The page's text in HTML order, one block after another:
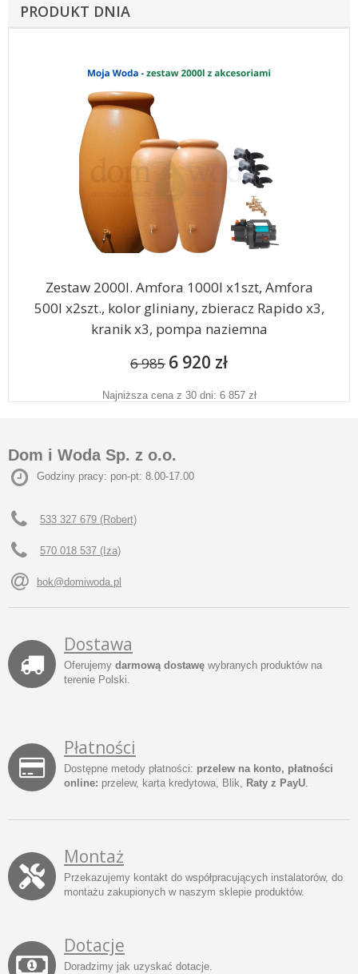
PRODUKT DNIA
Zestaw 2000l. Amfora 1000l x1szt, Amfora
500l x2szt., kolor gliniany, zbieracz Rapido x3,
kranik x3, pompa naziemna
6 985 6 920 zł
Najniższa cena z 30 dni: 6 857 zł
Dom i Woda Sp. z o.o.
Godziny pracy: pon-pt: 8.00-17.00
533 327 679 (Robert)
570 018 537 (Iza)
bok@domiwoda.pl
Dostawa
Oferujemy darmową dostawę wybranych produktów na
terenie Polski.
Płatności
Dostępne metody płatności: przelew na konto, płatności
online: przelew, karta kredytowa, Blik, Raty z PayU
Montaż
Przekazujemy kontakt do współpracujących instalatorów, do
montażu zakupionych w naszym sklepie produktów.
Dotacje
Doradzimy jak uzyskać dotacje.